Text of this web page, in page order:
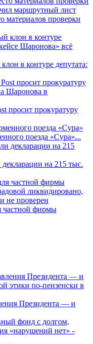
материалов проверки
в контуре депутата:
просит прокуратуру
поезда «Сура»...
на 215 тыс.
частной фирмы
Президента — и